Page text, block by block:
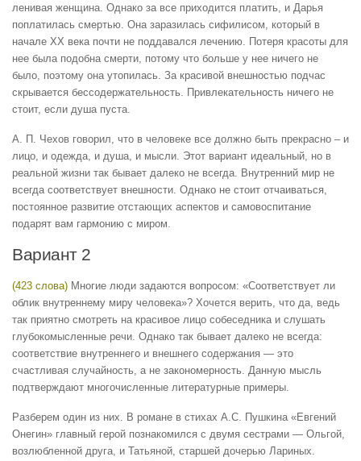
ленивая женщина. Однако за все приходится платить, и Дарья
поплатилась смертью. Она заразилась сифилисом, который в
начале ХХ века почти не поддавался лечению. Потеря красоты для
нее была подобна смерти, потому что больше у нее ничего не
было, поэтому она утопилась. За красивой внешностью подчас
скрывается бессодержательность. Привлекательность ничего не
стоит, если душа пуста.
А. П. Чехов говорил, что в человеке все должно быть прекрасно – и
лицо, и одежда, и душа, и мысли. Этот вариант идеальный, но в
реальной жизни так бывает далеко не всегда. Внутренний мир не
всегда соответствует внешности. Однако не стоит отчаиваться,
постоянное развитие отстающих аспектов и самовоспитание
подарят вам гармонию с миром.
Вариант 2
(423 слова) Многие люди задаются вопросом: «Соответствует ли
облик внутреннему миру человека»? Хочется верить, что да, ведь
так приятно смотреть на красивое лицо собеседника и слушать
глубокомысленные речи. Однако так бывает далеко не всегда:
соответствие внутреннего и внешнего содержания — это
счастливая случайность, а не закономерность. Данную мысль
подтверждают многочисленные литературные примеры.
Разберем один из них. В романе в стихах А.С. Пушкина «Евгений
Онегин» главный герой познакомился с двумя сестрами — Ольгой,
возлюбленной друга, и Татьяной, старшей дочерью Лариных.